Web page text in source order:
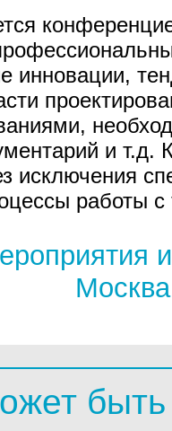
инновации,
и т.д.
исключения
работы с
Москва
быть